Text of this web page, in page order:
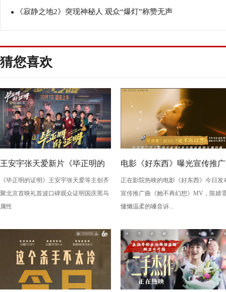
墨菲助阵悬疑惊悚更进一步
● 《寂静之地2》突现神秘人 观众“爆灯”称赞无声
末世展现人性难测
猜您喜欢
王安宇张天爱新片《毕正明的
证明》首映礼 燃爽观感获业内
外力赞国庆黑马
《毕正明的证明》王安宇张天爱等主创齐
聚北京首映礼首波口碑观众证明国庆黑马
属性
电影《好东西》曝光宣传推广
曲《她不再幻想》MV 传递冲
破束缚拥抱自我的力量
正在影院热映的电影《好东西》今日发
宣传推广曲《她不再幻想》MV，陈婧
慵懒温柔的嗓音诉...